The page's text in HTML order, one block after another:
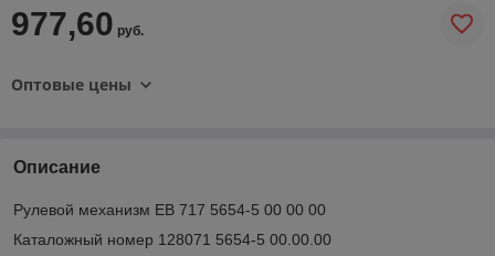
977,60 руб.
Оптовые цены
Описание
Рулевой механизм ЕВ 717 5654-5 00 00 00
Каталожный номер 128071 5654-5 00.00.00